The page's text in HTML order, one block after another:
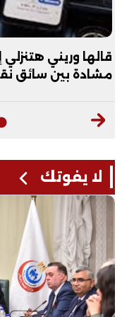
قالها وريني
مشادة بين سائق
لا يفوتك